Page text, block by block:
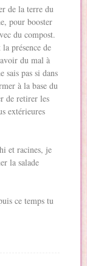
de la terre du
pour booster
du compost.
présence de
du mal à
sais pas si dans
à la base du
de retirer les
extérieures
et racines, je
la salade
ce temps tu